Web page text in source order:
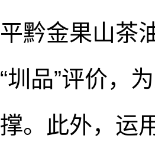
平黔金果山茶
“圳品”评价，
撑。此外，运